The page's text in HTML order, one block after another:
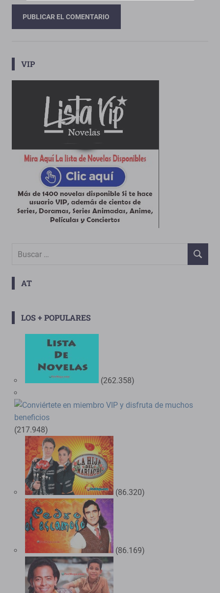
VIP
Buscar:
BUSCAR
AT
LOS + POPULARES
(262.358)
(217.948)
(86.320)
(86.169)